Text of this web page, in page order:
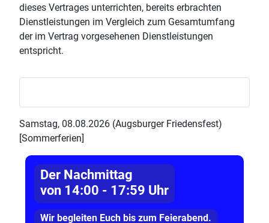
dieses Vertrages unterrichten, bereits erbrachten
Dienstleistungen im Vergleich zum Gesamtumfang
der im Vertrag vorgesehenen Dienstleistungen
entspricht.
Samstag, 08.08.2026 (Augsburger Friedensfest)
[Sommerferien]
Der Nachmittag
von 14:00 - 17:59 Uhr
Wir begleiten Euch bis zum Feierabend.